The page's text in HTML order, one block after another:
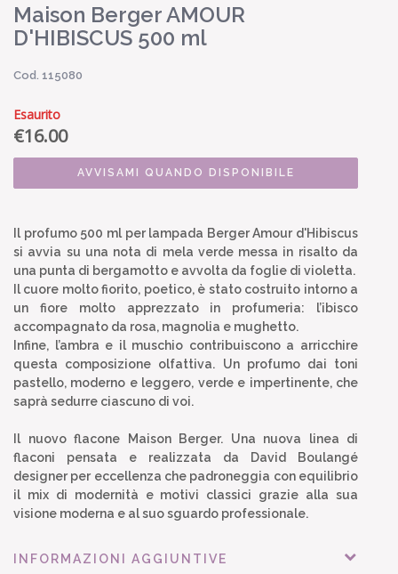
Maison Berger AMOUR
D'HIBISCUS 500 ml
Cod. 115080
Esaurito
€16.00
AVVISAMI QUANDO DISPONIBILE
Il profumo 500 ml per lampada Berger Amour d'Hibiscus
si avvia su una nota di mela verde messa in risalto da
una punta di bergamotto e avvolta da foglie di violetta.
Il cuore molto fiorito, poetico, è stato costruito intorno a
un fiore molto apprezzato in profumeria: l’ibisco
accompagnato da rosa, magnolia e mughetto.
Infine, l’ambra e il muschio contribuiscono a arricchire
questa composizione olfattiva. Un profumo dai toni
pastello, moderno e leggero, verde e impertinente, che
saprà sedurre ciascuno di voi.
Il nuovo flacone Maison Berger. Una nuova linea di
flaconi pensata e realizzata da David Boulangé
designer per eccellenza che padroneggia con equilibrio
il mix di modernità e motivi classici grazie alla sua
visione moderna e al suo sguardo professionale.
INFORMAZIONI AGGIUNTIVE